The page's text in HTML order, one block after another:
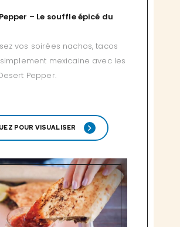
– Le souffle épicé du
vos soirées nachos, tacos
mexicaine avec les
Pepper.
POUR VISUALISER